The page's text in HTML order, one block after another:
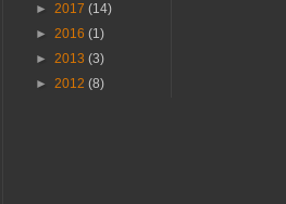
► 2017 (14)
► 2016 (1)
► 2013 (3)
► 2012 (8)